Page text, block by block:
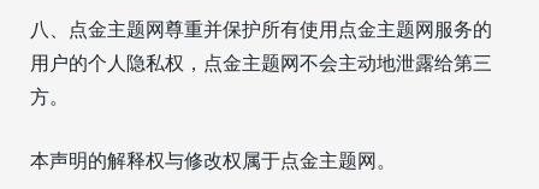
八、点金主题网尊重并保护所有使用点金主题网服务的
用户的个人隐私权，点金主题网不会主动地泄露给第三
方。
本声明的解释权与修改权属于点金主题网。